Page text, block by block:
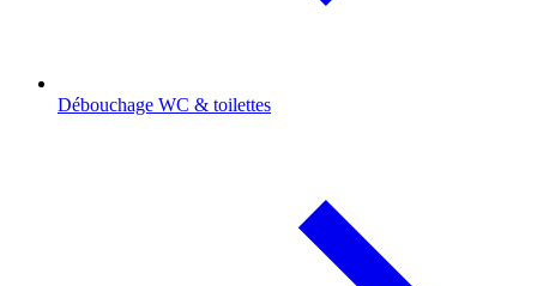
Débouchage WC & toilettes